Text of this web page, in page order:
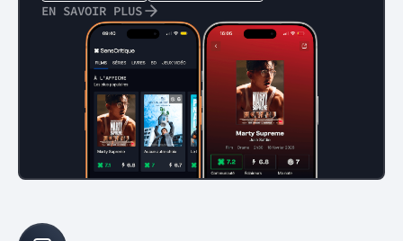
EN SAVOIR PLUS